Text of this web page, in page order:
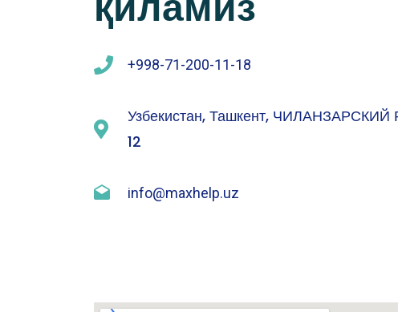
+998-71-200-11-18
Узбекистан, Ташкент,
12
info@maxhelp.uz